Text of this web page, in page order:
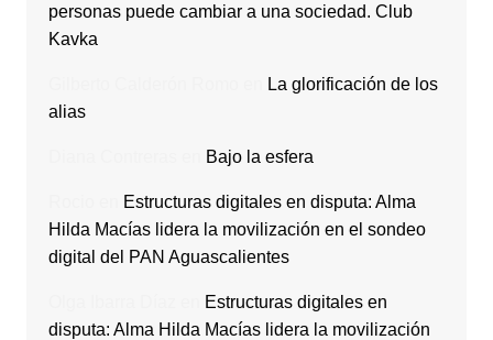
personas puede cambiar a una sociedad. Club
Kavka
La glorificación de los
alias
Bajo la esfera
Estructuras digitales en disputa: Alma
Hilda Macías lidera la movilización en el sondeo
digital del PAN Aguascalientes
Estructuras digitales en
disputa: Alma Hilda Macías lidera la movilización